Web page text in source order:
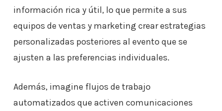
información rica y útil, lo que permite a sus
equipos de ventas y marketing crear estrategias
personalizadas posteriores al evento que se
ajusten a las preferencias individuales.
Además, imagine flujos de trabajo
automatizados que activen comunicaciones